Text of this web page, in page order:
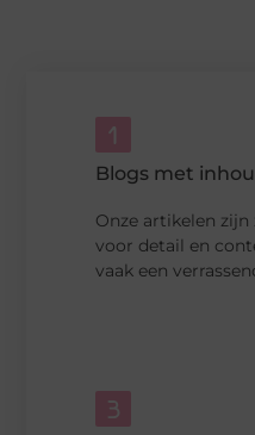
Blogs met
Onze artikelen
voor detail en
vaak een